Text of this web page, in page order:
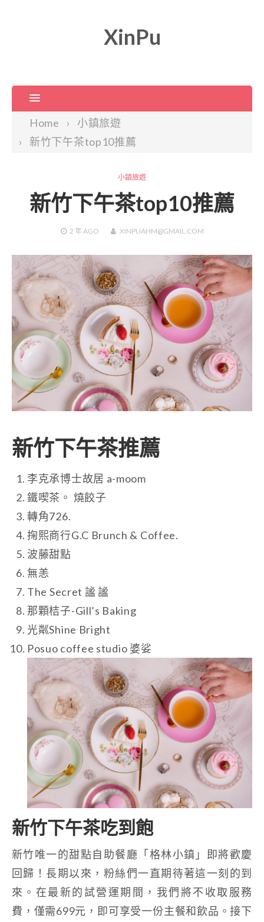
XinPu
Home
小鎮旅遊
新竹下午茶top10推薦
小鎮旅遊
新竹下午茶top10推薦
2 年AGO XINPUAHM@GMAIL.COM
新竹下午茶推薦
李克承博士故居 a-moom
鐵喫茶。 燒餃子
轉角726.
掬熙商行G.C Brunch & Coffee.
波藤甜點
無恙
The Secret 謐 謐
那顆桔子-Gill’s Baking
光粼Shine Bright
Posuo coffee studio 婆娑
新竹下午茶吃到飽
新竹唯一的甜點自助餐廳「格林小鎮」即將歡慶
回歸！長期以來，粉絲們一直期待著這一刻的到
來。在最新的試營運期間，我們將不收取服務
費，僅需699元，即可享受一份主餐和飲品。接下